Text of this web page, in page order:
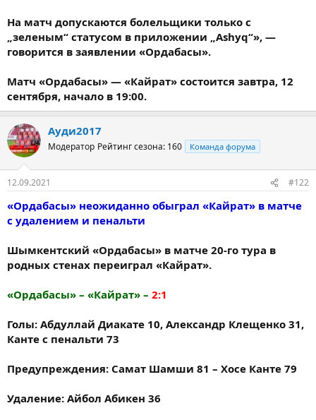
На матч допускаются болельщики только с
„зеленым“ статусом в приложении „Ashyq“», —
говорится в заявлении «Ордабасы».
Матч «Ордабасы» — «Кайрат» состоится завтра, 12
сентября, начало в 19:00.
Ауди2017
Модератор Рейтинг сезона: 160 Команда форума
12.09.2021 #122
«Ордабасы» неожиданно обыграл «Кайрат» в матче
с удалением и пенальти
Шымкентский «Ордабасы» в матче 20-го тура в
родных стенах переиграл «Кайрат».
«Ордабасы» – «Кайрат» – 2:1
Голы: Абдуллай Диакате 10, Александр Клещенко 31,
Канте с пенальти 73
Предупреждения: Самат Шамши 81 – Хосе Канте 79
Удаление: Айбол Абикен 36